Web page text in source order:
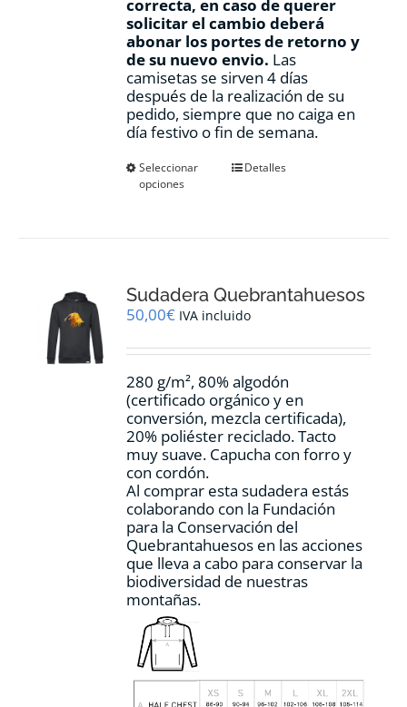
correcta, en caso de querer
solicitar el cambio deberá
abonar los portes de retorno y
de su nuevo envio. Las
camisetas se sirven 4 días
después de la realización de su
pedido, siempre que no caiga en
día festivo o fin de semana.
Seleccionar
opciones
Este
se
pueden
en
página
de
producto
Detalles
Sudadera Quebrantahuesos
50,00€ IVA incluido
280 g/m², 80% algodón
(certificado orgánico y en
conversión, mezcla certificada),
20% poliéster reciclado. Tacto
muy suave. Capucha con forro y
con cordón.
Al comprar esta sudadera estás
colaborando con la Fundación
para la Conservación del
Quebrantahuesos en las acciones
que lleva a cabo para conservar la
biodiversidad de nuestras
montañas.